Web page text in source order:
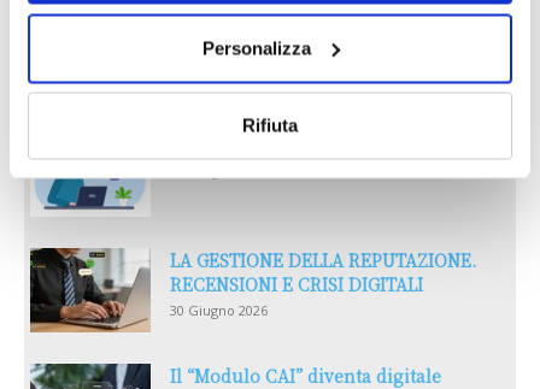
Personalizza
Rifiuta
LA GESTIONE DELLA REPUTAZIONE.
RECENSIONI E CRISI DIGITALI
30 Giugno 2026
Il “Modulo CAI” diventa digitale